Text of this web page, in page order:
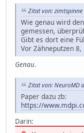
Zitat von:
Wie genau wird
gemessen,
Gibt es dort eine
Vor Zähneputzen
Genau.
Zitat von: NeuroMD
Paper dazu zb:
https://
Darin: